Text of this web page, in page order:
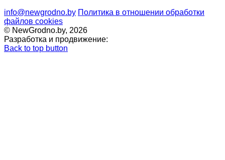
info@newgrodno.by Политика в отношении обработки
файлов cookies
© NewGrodno.by, 2026
Разработка и продвижение:
Back to top button